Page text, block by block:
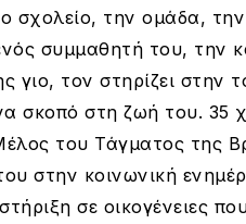
σχολείο, την ομάδα,
συμμαθητή του, την
γιο, τον στηρίζει στην
σκοπό στη ζωή του. 35
του Τάγματος της
στην κοινωνική
σε οικογένειες